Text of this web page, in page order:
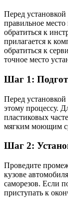
Перед
правильное место
обратиться к
прилагается к
обратиться к
точное место
Шаг 1:
Перед
этому процессу.
пластиковых
мягким моющим
Шаг 2:
Проведите
кузове
саморезов. Если
приступать к